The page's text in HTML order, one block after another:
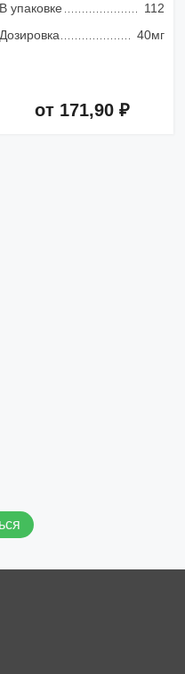
В упаковке
112
Дозировка
40мг
от 171,90 ₽